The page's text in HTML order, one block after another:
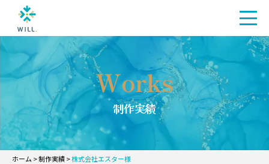
Works
制作実績
ホーム >制作実績>株式会社エスター様